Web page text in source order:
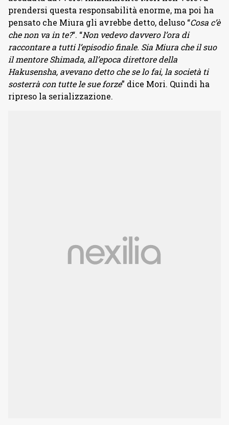
prendersi questa responsabilità enorme, ma poi ha
pensato che Miura gli avrebbe detto, deluso “Cosa c’è
che non va in te?“. “Non vedevo davvero l’ora di
raccontare a tutti l’episodio finale. Sia Miura che il suo
il mentore Shimada, all’epoca direttore della
Hakusensha, avevano detto che se lo fai, la società ti
sosterrà con tutte le sue forze” dice Mori. Quindi ha
ripreso la serializzazione.